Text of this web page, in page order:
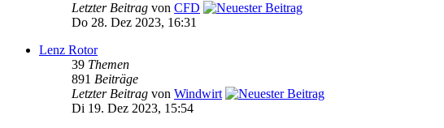
Letzter Beitrag von CFD
Do 28. Dez 2023, 16:31
Lenz Rotor
39 Themen
891 Beiträge
Letzter Beitrag von Windwirt
Di 19. Dez 2023, 15:54